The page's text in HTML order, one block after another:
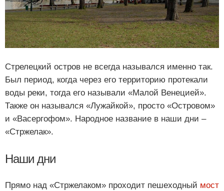
Стрелецкий остров не всегда назывался именно так.
Был период, когда через его территорию протекали
воды реки, тогда его называли «Малой Венецией».
Также он назывался «Лужайкой», просто «Островом»
и «Васергофом». Народное название в наши дни –
«Стржелак».
Наши дни
Прямо над «Стржелаком» проходит пешеходный мост